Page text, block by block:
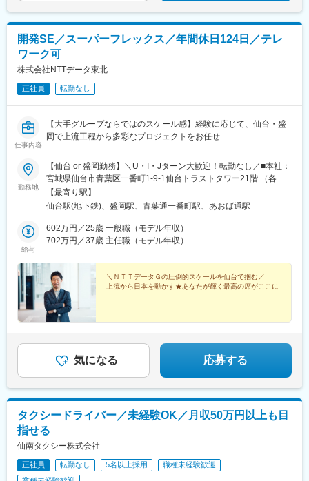
開発SE／スーパーフレックス／年間休日124日／テレ
ワーク可
株式会社NTTデータ東北
正社員 転勤なし
仕事内容
【大手グループならではのスケール感】経験に応じて、仙台・盛
岡で上流工程から多彩なプロジェクトをお任せ
勤務地
【仙台 or 盛岡勤務】＼U・I・Jターン大歓迎！転勤なし／■本社：
宮城県仙台市青葉区一番町1-9-1仙台トラストタワー21階 （各線
「仙台駅」徒歩8分）プロジェクト先／本社または仙台市内■盛岡
拠点：岩手県盛岡市盛岡駅前通8-17明治安田生命盛岡駅前ビル
【最寄り駅】
仙台駅(地下鉄)、盛岡駅、青葉通一番町駅、あおば通駅
給与
602万円／25歳 一般職（モデル年収）
702万円／37歳 主任職（モデル年収）
＼ＮＴＴデータＧの圧倒的スケールを仙台で掴む／
上流から日本を動かす★あなたが輝く最高の席がここに
気になる 応募する
タクシードライバー／未経験OK／月収50万円以上も目
指せる
仙南タクシー株式会社
正社員 転勤なし 5名以上採用
職種未経験歓迎